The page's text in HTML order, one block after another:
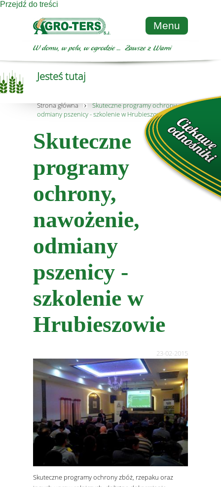
Przejdź do treści
Menu
Jesteś tutaj
Strona główna
Skuteczne programy ochrony, nawożenie,
odmiany pszenicy - szkolenie w Hrubieszowie
Skuteczne
programy
ochrony,
nawożenie,
odmiany
pszenicy -
szkolenie w
Hrubieszowie
23-02-2015
Skuteczne programy ochrony zbóż, rzepaku oraz